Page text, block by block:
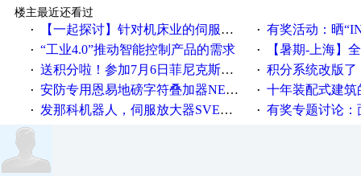
楼主最近还看过
·
【一起探讨】针对机床业的伺服系统发展，您的期望是什么？ · 有奖活动：晒
· “工业4.0”推动智能控制产品的需求 · 【暑期-上海】全国工业
· 送积分啦！参加7月6日菲尼克斯在线研讨会即得 · 积分系统改版了，重说
· 安防专用恩易地磅字符叠加器NE-DB-7014 · 十年装配式建
· 发那科机器人，伺服放大器SVEMG指示灯亮 · 有奖专题讨论：面对低压变